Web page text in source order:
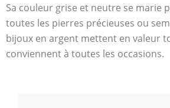
Sa couleur grise et neutre se marie
toutes les pierres précieuses ou
bijoux en argent mettent en valeur
conviennent à toutes les occasions.